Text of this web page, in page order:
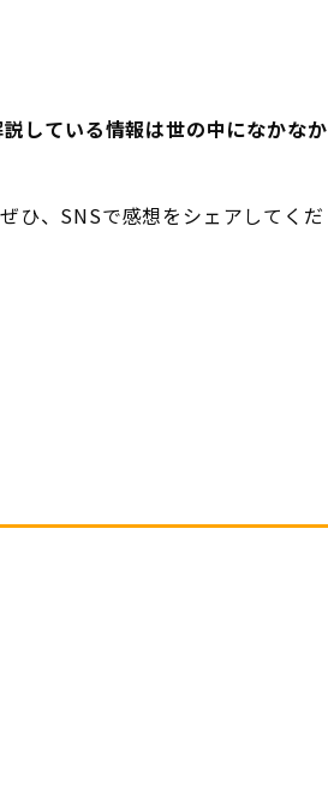
している情報は世の中になかなか
ひ、SNSで感想をシェアしてくだ